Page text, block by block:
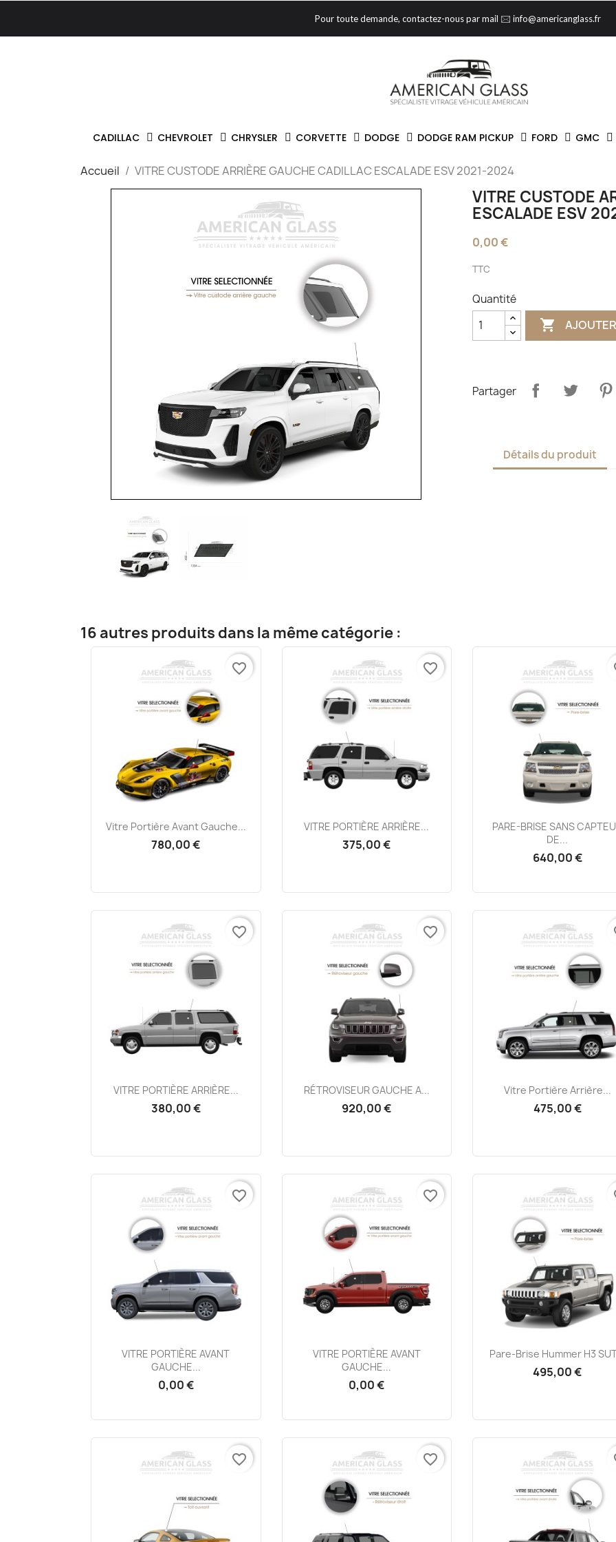
Pour toute demande, contactez-nous par mail 🖂 info@americanglass.fr
CADILLAC CHEVROLET CHRYSLER CORVETTE DODGE DODGE RAM PICKUP FORD GMC
Accueil VITRE CUSTODE ARRIÈRE GAUCHE CADILLAC ESCALADE ESV 2021-2024
VITRE CUSTODE
ESCALADE ESV
0,00 €
TTC
Quantité

Partager
Détails du produit
16 autres produits dans la même catégorie :
Aperçu rapide
Vitre Portière Avant Gauche...
780,00 €
favorite_border
Aperçu rapide
VITRE PORTIÈRE ARRIÈRE...
375,00 €
favorite_border
Aperçu rapide
PARE-BRISE SANS
DE...
640,00 €
Aperçu rapide
VITRE PORTIÈRE ARRIÈRE...
380,00 €
favorite_border
Aperçu rapide
RÉTROVISEUR GAUCHE A...
920,00 €
favorite_border
 Aperçu rapide
Vitre Portière Arrière...
475,00 €
Aperçu rapide
VITRE PORTIÈRE AVANT
GAUCHE...
0,00 €
favorite_border
Aperçu rapide
VITRE PORTIÈRE AVANT
GAUCHE...
0,00 €
favorite_border
Aperçu rapide
Pare-Brise Hummer H3
495,00 €
favorite_border favorite_border